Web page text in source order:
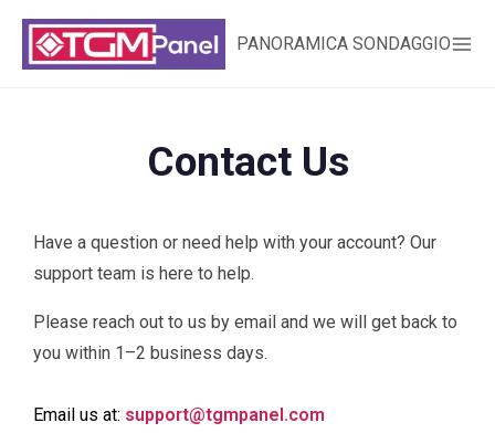
PANORAMICA SONDAGGIO
Contact Us
Have a question or need help with your account? Our
support team is here to help.
Please reach out to us by email and we will get back to
you within 1–2 business days.
Email us at: support@tgmpanel.com